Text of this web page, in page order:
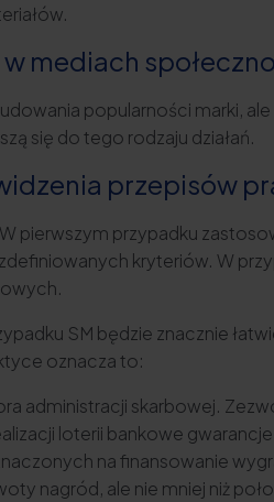
mediach
popularności marki,
się do tego rodzaju działań.
przepisów
pierwszym przypadku
kryteriów. W
SM będzie znacznie
oznacza to:
administracji skarbowej.
loterii bankowe
na finansowanie
nagród, ale nie mniej niż